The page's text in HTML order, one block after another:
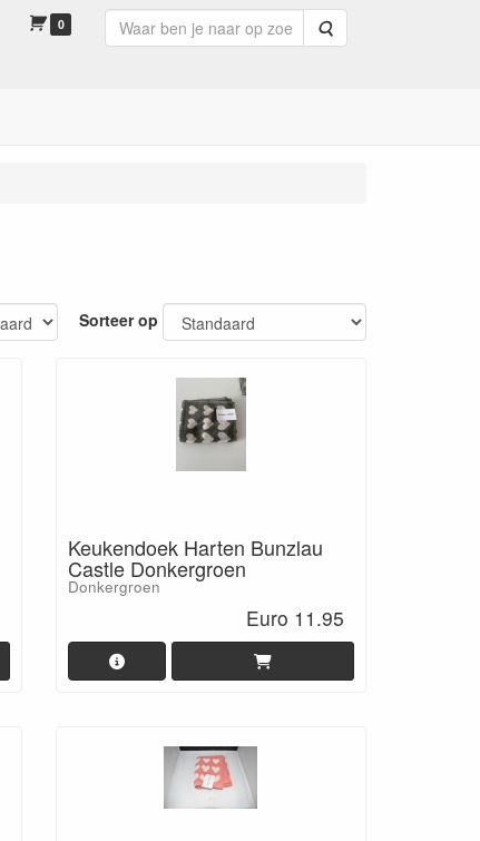
0 Zoeken
Sorteer op
Keukendoek Harten Bunzlau
Castle Donkergroen
Donkergroen
Euro 11.95